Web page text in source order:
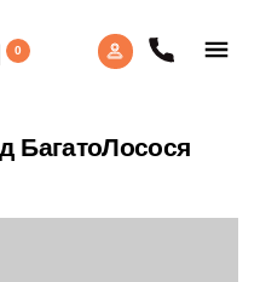
0
БагатоЛосося